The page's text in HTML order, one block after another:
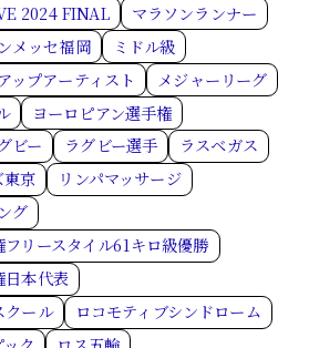
2024 FINAL
マラソンランナー
メッセ福岡
ミドル級
ップアーティスト
メジャーリーグ
ヨーロピアン選手権
ビー ラグビー選手
ラスベガス
東京
リンパマッサージ
グ
リースタイル61キロ級優勝
日本代表
クール
ロコモティブシンドローム